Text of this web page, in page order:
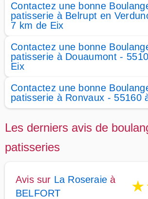
Contactez une bonne
patisserie à Belrupt en
7 km de Eix
Contactez une bonne
patisserie à Douaumont -
Eix
Contactez une bonne
patisserie à Ronvaux - 55160
Les derniers avis de
patisseries
Avis sur La Roseraie à
BELFORT
★